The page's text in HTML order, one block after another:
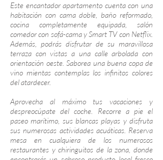
Este encantador apartamento cuenta con una
habitación con cama doble, baño reformado,
cocina completamente equipada, salón
comedor con sofá-cama y Smart TV con Netflix.
Además, podrás disfrutar de su maravillosa
terraza con vistas a una calle arbolada con
orientación oeste. Saborea una buena copa de
vino mientas contemplas los infinitos colores
del atardecer.
Aprovecha al máximo tus vacaciones y
despreocúpate del coche. Recorre a pie el
paseo marítimo, sus blancas playas y disfruta
sus numerosas actividades acuáticas. Reserva
mesa en cualquiera de los numerosos
restaurantes y chiringuitos de la zona, donde